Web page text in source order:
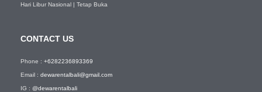
Hari Libur Nasional | Tetap Buka
CONTACT US
Phone : +6282236893369
Email : dewarentalbali@gmail.com
IG : @dewarentalbali